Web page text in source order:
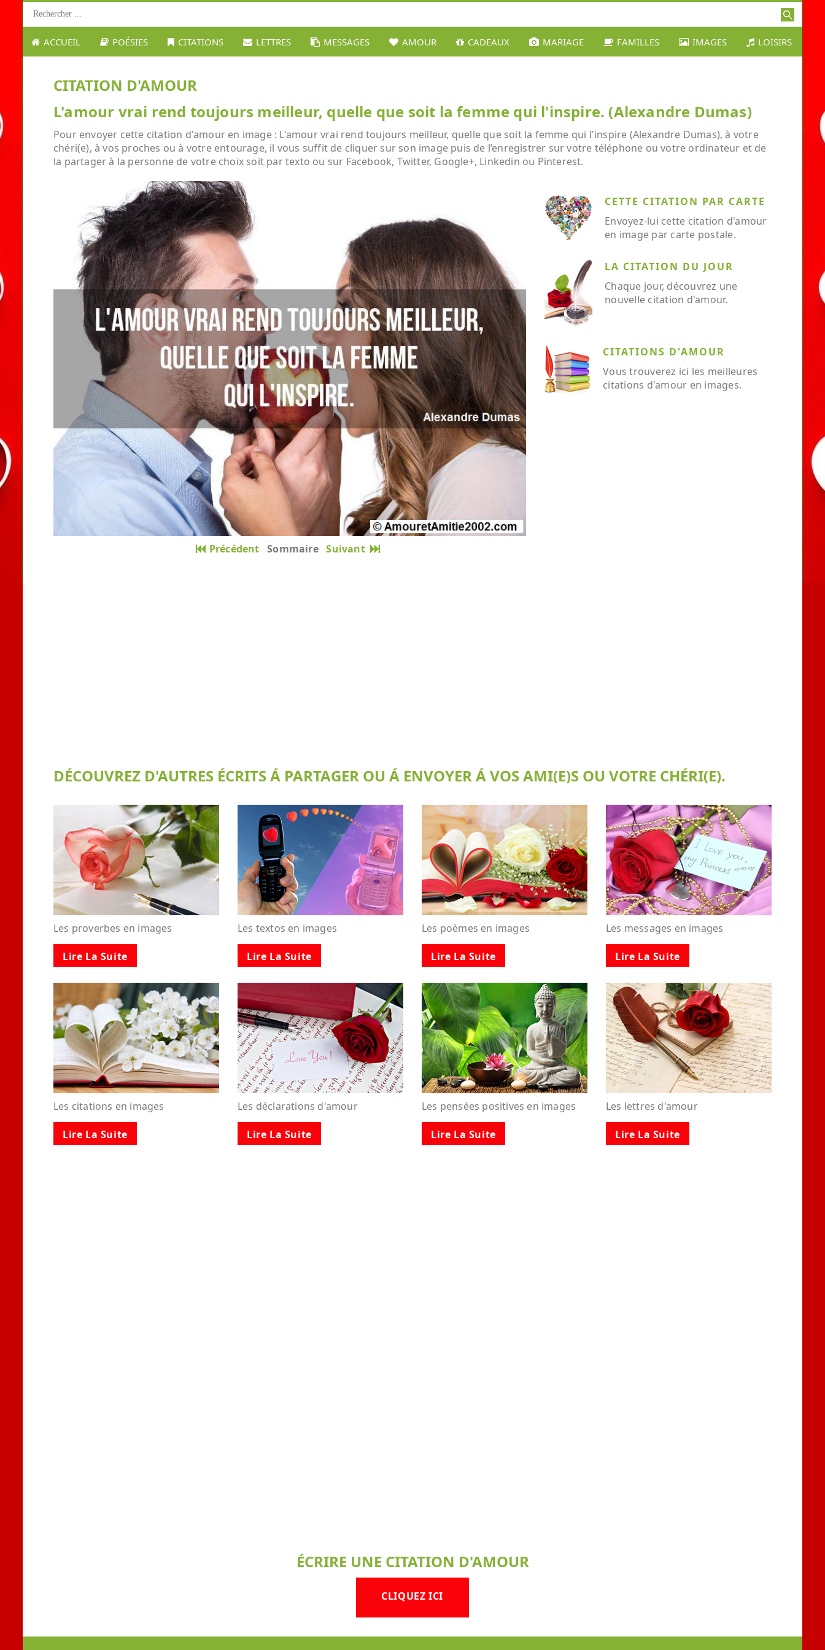
ACCUEIL POÉSIES CITATIONS LETTRES MESSAGES AMOUR CADEAUX MARIAGE FAMILLES IMAGES LOISIRS
CITATION D'AMOUR
L'amour vrai rend toujours meilleur, quelle que soit la femme qui l'inspire. (Alexandre Dumas)
Pour envoyer cette citation d'amour en image : L'amour vrai rend toujours meilleur, quelle que soit la femme qui l'inspire (Alexandre Dumas), à votre
chéri(e), à vos proches ou à votre entourage, il vous suffit de cliquer sur son image puis de l’enregistrer sur votre téléphone ou votre ordinateur et de
la partager à la personne de votre choix soit par texto ou sur Facebook, Twitter, Google+, Linkedin ou Pinterest.
Précédent Sommaire Suivant
CETTE CITATION PAR CARTE
Envoyez-lui cette citation d'amour
en image par carte postale.
LA CITATION DU JOUR
Chaque jour, découvrez une
nouvelle citation d'amour.
CITATIONS D'AMOUR
Vous trouverez ici les meilleures
citations d'amour en images.
DÉCOUVREZ D'AUTRES ÉCRITS Á PARTAGER OU Á ENVOYER Á VOS AMI(E)S OU VOTRE CHÉRI(E).
Les proverbes en images
Lire La Suite
Les textos en images
Lire La Suite
Les poèmes en images
Lire La Suite
Les messages en images
Lire La Suite
Les citations en images
Lire La Suite
Les déclarations d'amour
Lire La Suite
Les pensées positives en images
Lire La Suite
Les lettres d'amour
Lire La Suite
ÉCRIRE UNE CITATION D'AMOUR
CLIQUEZ ICI